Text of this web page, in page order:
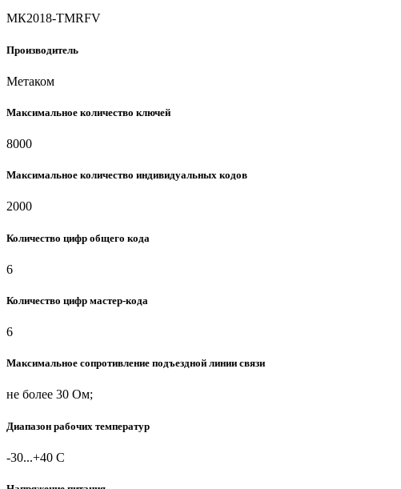
MК2018-TMRFV
Производитель
Метаком
Максимальное количество ключей
8000
Максимальное количество индивидуальных кодов
2000
Количество цифр общего кода
6
Количество цифр мастер-кода
6
Максимальное сопротивление подъездной линии связи
не более 30 Ом;
Диапазон рабочих температур
-30...+40 С